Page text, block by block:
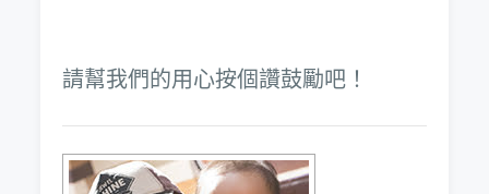
請幫我們的用心按個讚鼓勵吧！